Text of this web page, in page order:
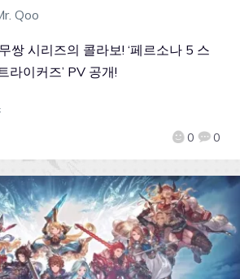
Qoo
0 0
쌍 시리즈의 콜라보! ‘페르소나 5 스
라이커즈’ PV 공개!